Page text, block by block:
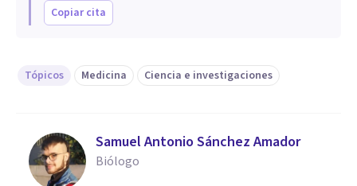
Copiar cita
Tópicos Medicina Ciencia e investigaciones
Samuel Antonio Sánchez Amador
Biólogo